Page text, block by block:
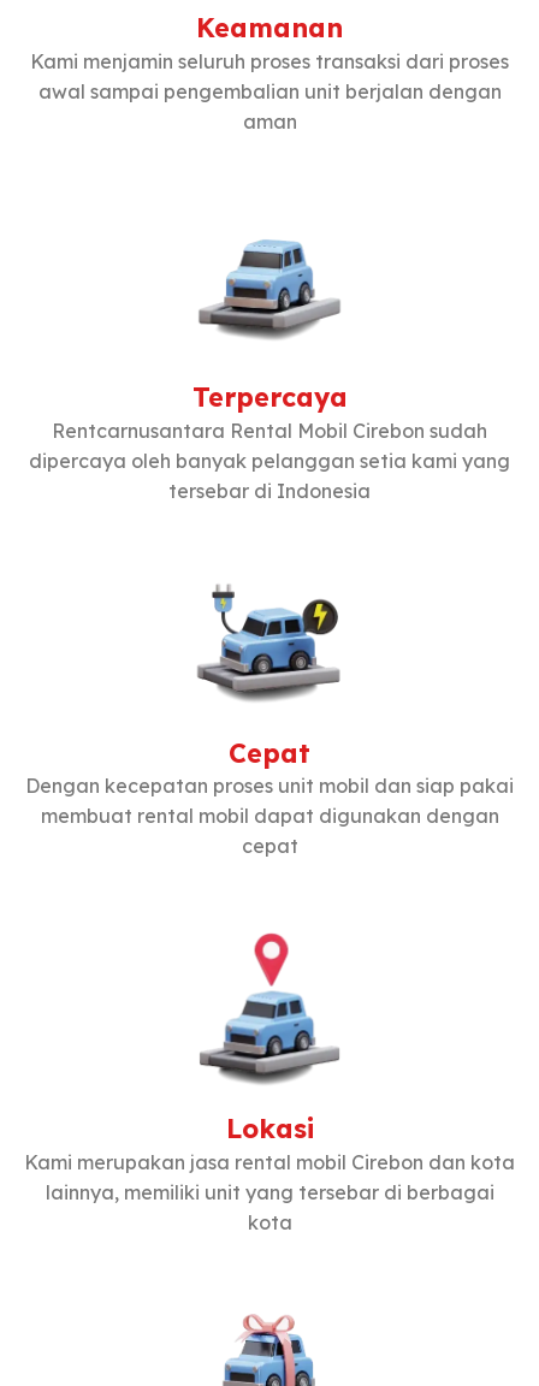
Keamanan
Kami menjamin seluruh proses transaksi dari proses
awal sampai pengembalian unit berjalan dengan
aman
Terpercaya
Rentcarnusantara Rental Mobil Cirebon sudah
dipercaya oleh banyak pelanggan setia kami yang
tersebar di Indonesia
Cepat
Dengan kecepatan proses unit mobil dan siap pakai
membuat rental mobil dapat digunakan dengan
cepat
Lokasi
Kami merupakan jasa rental mobil Cirebon dan kota
lainnya, memiliki unit yang tersebar di berbagai
kota